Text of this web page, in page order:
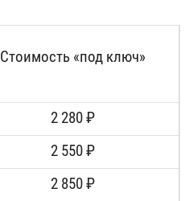
Стоимость «под ключ»
2 280 ₽
2 550 ₽
2 850 ₽